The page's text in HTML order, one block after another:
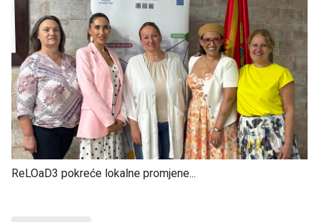
ReLOaD3 pokreće lokalne promjene...